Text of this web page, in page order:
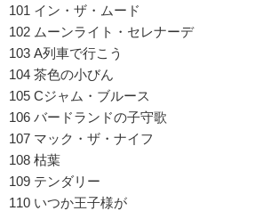
101 イン・ザ・ムード
102 ムーンライト・セレナーデ
103 A列車で行こう
104 茶色の小びん
105 Cジャム・ブルース
106 バードランドの子守歌
107 マック・ザ・ナイフ
108 枯葉
109 テンダリー
110 いつか王子様が